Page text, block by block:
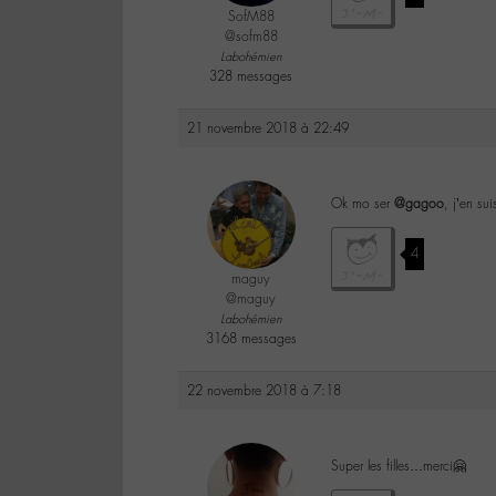
SofM88
@sofm88
Labohémien
328 messages
21 novembre 2018 à 22:49
maguy
@maguy
Labohémien
3168 messages
Ok mo ser @gagoo, j’en
4
22 novembre 2018 à 7:18
Super les filles…merci🤗